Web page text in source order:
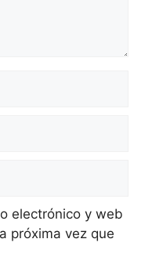
electrónico y web
próxima vez que